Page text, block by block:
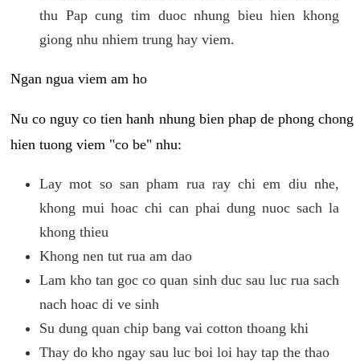
thu Pap cung tim duoc nhung bieu hien khong
giong nhu nhiem trung hay viem.
Ngan ngua viem am ho
Nu co nguy co tien hanh nhung bien phap de phong chong
hien tuong viem "co be" nhu:
Lay mot so san pham rua ray chi em diu nhe,
khong mui hoac chi can phai dung nuoc sach la
khong thieu
Khong nen tut rua am dao
Lam kho tan goc co quan sinh duc sau luc rua sach
nach hoac di ve sinh
Su dung quan chip bang vai cotton thoang khi
Thay do kho ngay sau luc boi loi hay tap the thao